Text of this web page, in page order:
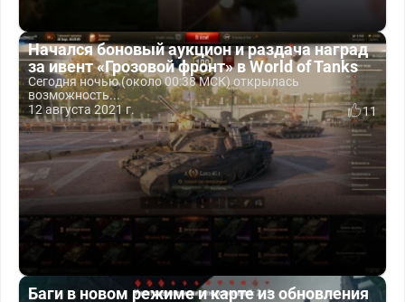
Начался боновый аукцион и раздача наград
за ивент «Грозовой фронт» в World of Tanks
Сегодня ночью (около 00:38 МСК) открылась
возможность...
12 августа 2021 г.
11
Баги в новом режиме и карте из обновления